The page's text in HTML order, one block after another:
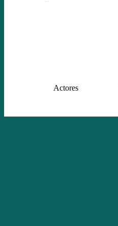
Actores